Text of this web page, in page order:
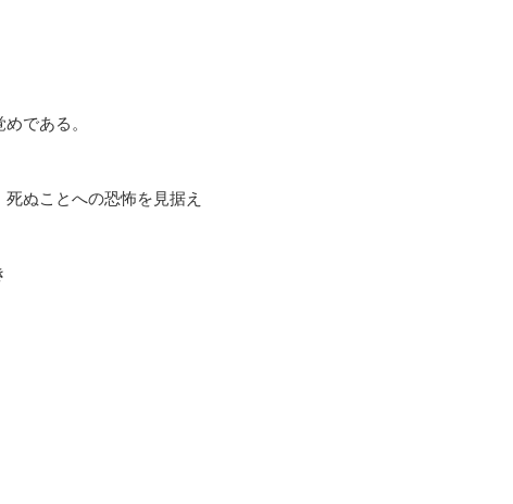
である。
ぬことへの恐怖を見据え